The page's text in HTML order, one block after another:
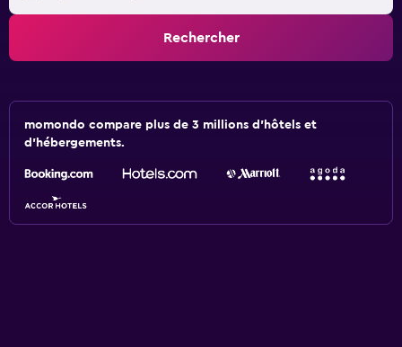
Rechercher
momondo compare plus de 3 millions d'hôtels et
d'hébergements.